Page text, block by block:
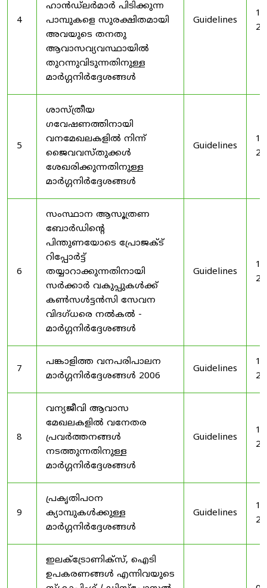
4
ഹാൻഡ്‌ലർമാർ പിടിക്കുന്ന
പാമ്പുകളെ സുരക്ഷിതമായി
അവയുടെ തനതു
ആവാസവ്യവസ്ഥായിൽ
തുറന്നുവിടുന്നതിനുള്ള
മാർഗ്ഗനിർദ്ദേശങ്ങൾ
Guidelines
5
ശാസ്ത്രീയ
ഗവേഷണത്തിനായി
വനമേഖലകളിൽ നിന്ന്
ജൈവവസ്തുക്കൾ
ശേഖരിക്കുന്നതിനുള്ള
മാർഗ്ഗനിർദ്ദേശങ്ങൾ
Guidelines
6
സംസ്ഥാന ആസൂത്രണ
ബോർഡിൻ്റെ
പിന്തുണയോടെ പ്രോജക്ട്
റിപ്പോർട്ട്
തയ്യാറാക്കുന്നതിനായി
സർക്കാർ വകുപ്പുകൾക്ക്
കൺസൾട്ടൻസി സേവന
വിദഗ്ധരെ നൽകൽ -
മാർഗ്ഗനിർദ്ദേശങ്ങൾ
Guidelines
7
പങ്കാളിത്ത വനപരിപാലന
മാർഗ്ഗനിർദ്ദേശങ്ങൾ 2006
Guidelines
8
വന്യജീവി ആവാസ
മേഖലകളിൽ വനേതര
പ്രവർത്തനങ്ങൾ
നടത്തുന്നതിനുള്ള
മാർഗ്ഗനിർദ്ദേശങ്ങൾ
Guidelines
9
പ്രകൃതിപഠന
ക്യാമ്പുകൾക്കുള്ള
മാർഗ്ഗനിർദ്ദേശങ്ങൾ
Guidelines
ഇലക്‌ട്രോണിക്‌സ്, ഐടി
ഉപകരണങ്ങൾ എന്നിവയുടെ